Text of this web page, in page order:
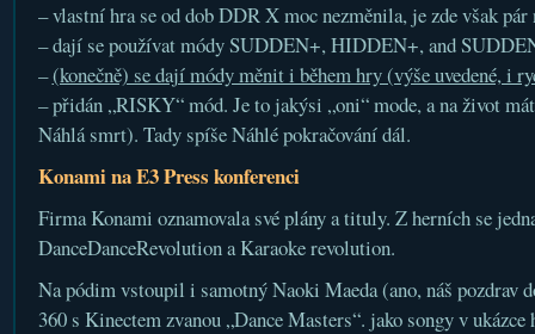
– vlastní hra se od dob DDR X moc nezměnila, je zde však
– dají se používat módy SUDDEN+, HIDDEN+, and
–(konečně) se dají módy měnit i během hry (výše uvedené, i
– přidán „RISKY“ mód. Je to jakýsi „oni“ mode, a na život
Náhlá smrt). Tady spíše Náhlé pokračování dál.
Konami na E3 Press konferenci
Firma Konami oznamovala své plány a tituly. Z herních se
DanceDanceRevolution a Karaoke revolution.
Na pódim vstoupil i samotný Naoki Maeda (ano, náš pozdrav
360 s Kinectem zvanou „Dance Masters“. jako songy v